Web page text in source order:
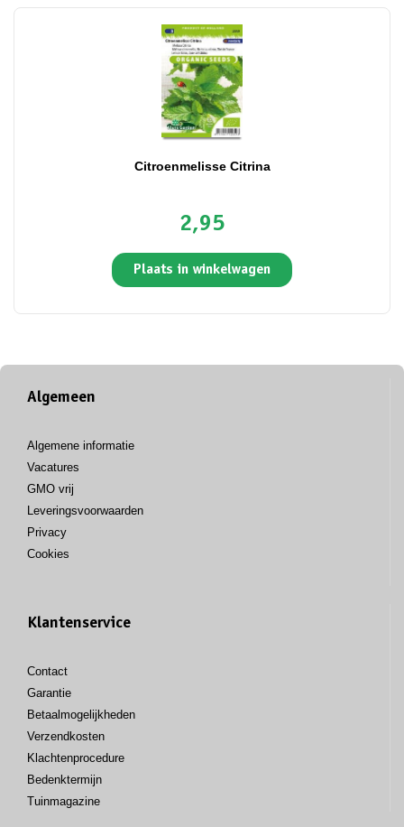
Citroenmelisse Citrina
2,95
Plaats in winkelwagen
Algemeen
Algemene informatie
Vacatures
GMO vrij
Leveringsvoorwaarden
Privacy
Cookies
Klantenservice
Contact
Garantie
Betaalmogelijkheden
Verzendkosten
Klachtenprocedure
Bedenktermijn
Tuinmagazine